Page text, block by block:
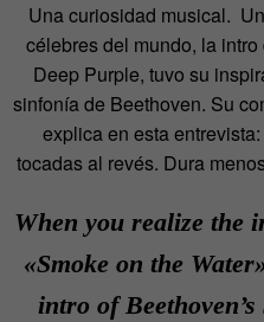
Una curiosidad musical.
célebres del mundo, la intro
Deep Purple, tuvo su
sinfonía de Beethoven. Su
explica en esta
tocadas al revés. Dura
When you realize the
«Smoke on the
intro of